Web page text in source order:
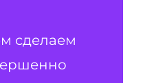
сделаем